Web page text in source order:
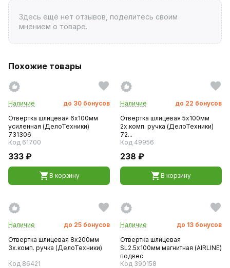
Здесь ещё нет отзывов, поделитесь своим
мнением о товаре.
Похожие товары
Наличие до 30 бонусов
Отвертка шлицевая 6х100мм
усиленная (ДелоТехники)
731306
Код 61700
333 ₽
В корзину
Наличие до 22 бонусов
Отвертка шлицевая 5х100мм
2х.комп. ручка (ДелоТехники)
72...
Код 49956
238 ₽
В корзину
Наличие до 25 бонусов
Отвертка шлицевая 8х200мм
3х.комп. ручка (ДелоТехники)
Код 86421
Наличие до 13 бонусов
Отвертка шлицевая
SL2.5х100мм магнитная (AIRLINE)
подвес
Код 390158